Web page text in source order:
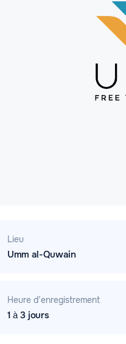
Lieu
Umm al-Quwain
Heure d’enregistrement
1 à 3 jours